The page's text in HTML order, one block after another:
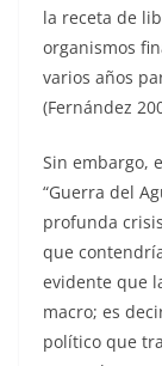
la receta de
organismos
varios años
(Fernández
Sin embargo,
“Guerra del
profunda
que
evidente que
macro; es
político que